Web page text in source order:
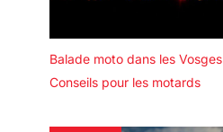
Balade moto dans les Vosges
Conseils pour les motards